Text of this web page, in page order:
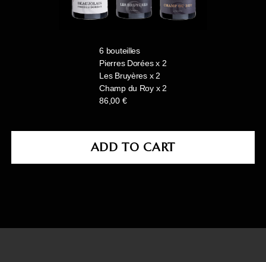
6 bouteilles
Pierres Dorées x 2
Les Bruyères x 2
Champ du Roy x 2
86,00 €
ADD TO CART